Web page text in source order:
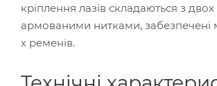
кріплення лазів складаються з
армованими нитками, забезпечені
х ременів.